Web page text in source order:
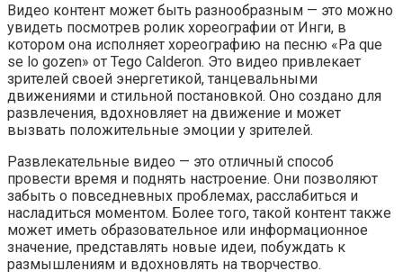
Видео контент может быть разнообразным — это можно
увидеть посмотрев ролик хореографии от Инги, в
котором она исполняет хореографию на песню «Pa que
se lo gozen» от Tego Calderon. Это видео привлекает
зрителей своей энергетикой, танцевальными
движениями и стильной постановкой. Оно создано для
развлечения, вдохновляет на движение и может
вызвать положительные эмоции у зрителей.
Развлекательные видео — это отличный способ
провести время и поднять настроение. Они позволяют
забыть о повседневных проблемах, расслабиться и
насладиться моментом. Более того, такой контент также
может иметь образовательное или информационное
значение, представлять новые идеи, побуждать к
размышлениям и вдохновлять на творчество.